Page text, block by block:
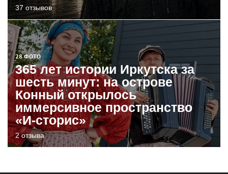
37 отзывов
28 ФОТО
365 лет истории Иркутска за
шесть минут: на острове
Конный открылось
иммерсивное пространство
«И-сторис»
2 отзыва